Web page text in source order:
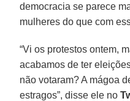
democracia se parece
mulheres do que com
“Vi os protestos ontem,
acabamos de ter
não votaram? A mágoa
estragos”, disse ele no